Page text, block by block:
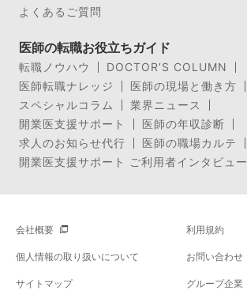
よくあるご質問
医師の転職お役立ちガイド
転職ノウハウ
DOCTOR’S COLUMN
医師転職ナレッジ
医師の現場と働き方
スペシャルコラム
業界ニュース
開業医支援サポート
医師の年収診断
求人のお知らせ代行
医師の職場カルテ
開業医支援サポート ご利用者インタビュー
会社概要 利用規約
個人情報の取り扱いについて お問い合わせ
サイトマップ グループ企業